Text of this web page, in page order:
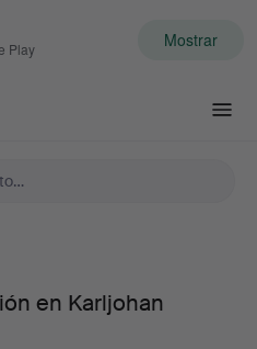
Play Mostrar
en Karljohan